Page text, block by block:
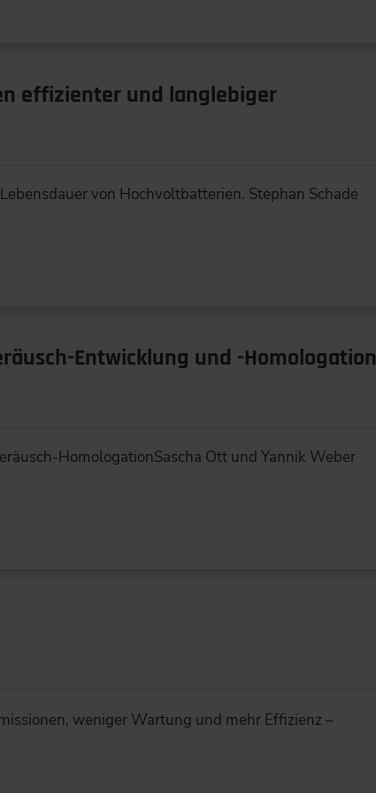
effizienter und langlebiger
von Hochvoltbatterien. Stephan Schade
Entwicklung und -Homologation
HomologationSascha Ott und Yannik Weber
weniger Wartung und mehr Effizienz –